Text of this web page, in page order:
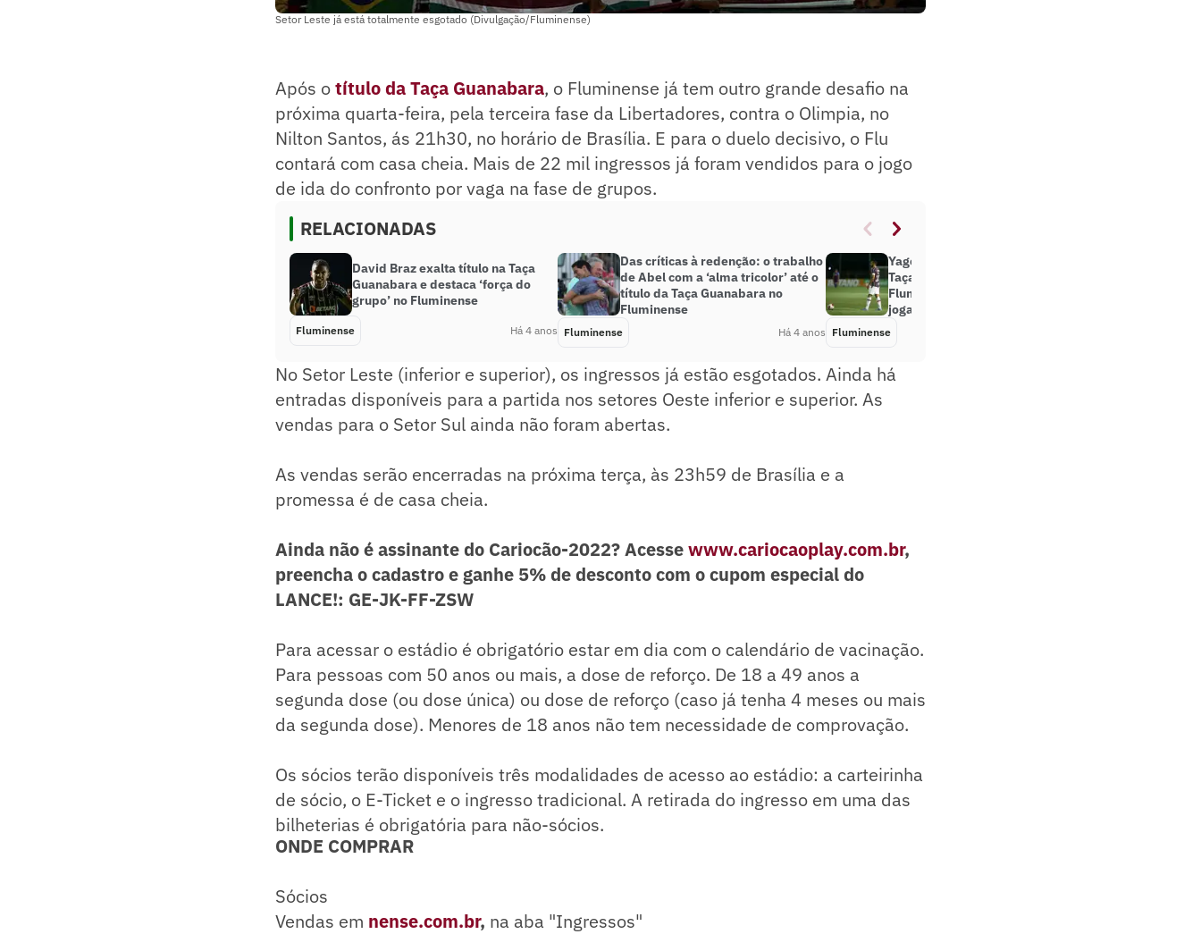
Setor Leste já está totalmente esgotado (Divulgação/Fluminense)
Após otítulo da Taça Guanabara, o Fluminense já tem outro grande desafio na
próxima quarta-feira, pela terceira fase da Libertadores, contra o Olimpia, no
Nilton Santos, ás 21h30, no horário de Brasília. E para o duelo decisivo, o Flu
contará com casa cheia. Mais de 22 mil ingressos já foram vendidos para o jogo
de ida do confronto por vaga na fase de grupos.
RELACIONADAS
David Braz exalta título na Taça
Guanabara e destaca ‘força do
grupo’ no Fluminense
Fluminense Há 4 anos
Das críticas à redenção: o trabalho
de Abel com a ‘alma tricolor’ até o
título da Taça Guanabara no
Fluminense
Fluminense Há 4 anos
Yago Felipe fala sobre título da
Taça Guanabara e os jovens do
Fluminense: ‘São grandes
jogadores’
Fluminense
No Setor Leste (inferior e superior), os ingressos já estão esgotados. Ainda há
entradas disponíveis para a partida nos setores Oeste inferior e superior. As
vendas para o Setor Sul ainda não foram abertas.
As vendas serão encerradas na próxima terça, às 23h59 de Brasília e a
promessa é de casa cheia.
Ainda não é assinante do Cariocão-2022? Acessewww.cariocaoplay.com.br,
preencha o cadastro e ganhe 5% de desconto com o cupom especial do
LANCE!: GE-JK-FF-ZSW
Para acessar o estádio é obrigatório estar em dia com o calendário de vacinação.
Para pessoas com 50 anos ou mais, a dose de reforço. De 18 a 49 anos a
segunda dose (ou dose única) ou dose de reforço (caso já tenha 4 meses ou mais
da segunda dose). Menores de 18 anos não tem necessidade de comprovação.
Os sócios terão disponíveis três modalidades de acesso ao estádio: a carteirinha
de sócio, o E-Ticket e o ingresso tradicional. A retirada do ingresso em uma das
bilheterias é obrigatória para não-sócios.
ONDE COMPRAR
Sócios
Vendas em nense.com.br, na aba "Ingressos"